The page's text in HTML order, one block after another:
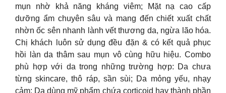
mụn nhờ khả năng kháng viêm; Mặt nạ cao cấp
dưỡng ẩm chuyên sâu và mang đến chiết xuất chất
nhờn ốc sên nhanh lành vết thương da, ngừa lão hóa.
Chị khách luôn sử dụng đều đặn & có kết quả phục
hồi làn da thâm sau mụn vô cùng hữu hiệu. Combo
phù hợp với da trong những trường hợp: Da chưa
từng skincare, thô ráp, sần sùi; Da mỏng yếu, nhạy
cảm; Da dùng mỹ phẩm chứa corticoid hay thành phần